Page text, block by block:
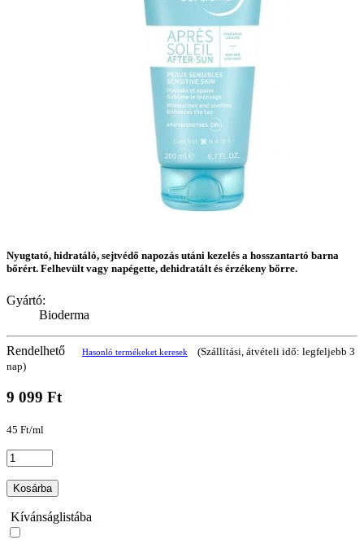
Nyugtató, hidratáló, sejtvédő napozás utáni kezelés a hosszantartó barna
bőrért. Felhevült vagy napégette, dehidratált és érzékeny bőrre.
Gyártó:
Bioderma
Rendelhető Hasonló termékeket keresek
(Szállítási, átvételi idő: legfeljebb 3
nap)
9 099 Ft
45 Ft/ml
Kosárba
Kívánságlistába